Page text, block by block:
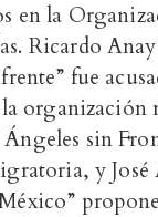
en la
Ricardo
fue
organización
sin
y